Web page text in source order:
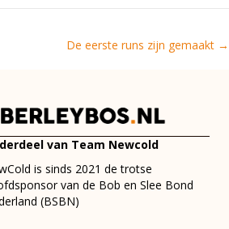
De eerste runs zijn gemaakt →
van Team Newcold
is sinds 2021 de trotse
van de Bob en Slee Bond
(BSBN)